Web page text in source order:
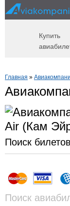
Купить
Главная »
Поиск
Поиск